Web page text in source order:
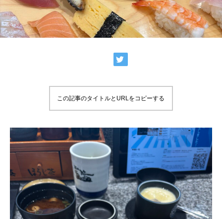
この記事のタイトルとURLをコピーする